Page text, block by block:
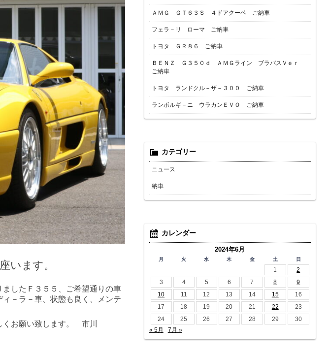
います。
したＦ３５５、ご希望通りの車
－ラ－車、状態も良く、メンテ
くお願い致します。 市川
ＡＭＧ ＧＴ６３Ｓ ４ドアクーペ ご納車
フェラ－リ ローマ ご納車
トヨタ ＧＲ８６ ご納車
ＢＥＮＺ Ｇ３５０ｄ ＡＭＧライン ブラバスＶｅｒ
ご納車
トヨタ ランドクル－ザ－３００ ご納車
ランボルギ－ニ ウラカンＥＶＯ ご納車
カテゴリー
ニュース
納車
カレンダー
2024年6月
月 火 水 木 金 土 日
1
2
3
4 5 6 7 8
9
10
11 12 13 14 15
16
17
18 19 20 21 22
23
24
25 26 27 28 29
30
« 5月
7月 »